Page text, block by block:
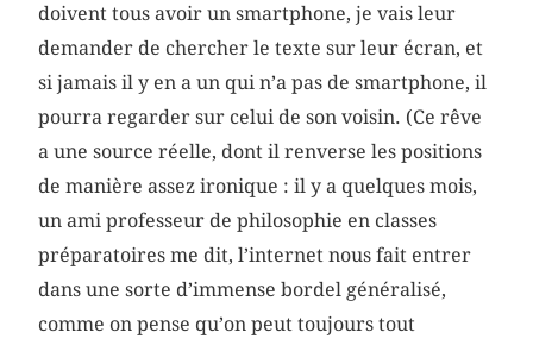
doivent tous avoir un smartphone, je vais leur
demander de chercher le texte sur leur écran, et
si jamais il y en a un qui n’a pas de smartphone, il
pourra regarder sur celui de son voisin. (Ce rêve
a une source réelle, dont il renverse les positions
de manière assez ironique : il y a quelques mois,
un ami professeur de philosophie en classes
préparatoires me dit, l’internet nous fait entrer
dans une sorte d’immense bordel généralisé,
comme on pense qu’on peut toujours tout